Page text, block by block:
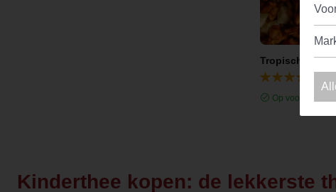
Tropische
Op voorraad
Kinderthee kopen: de lekkerste